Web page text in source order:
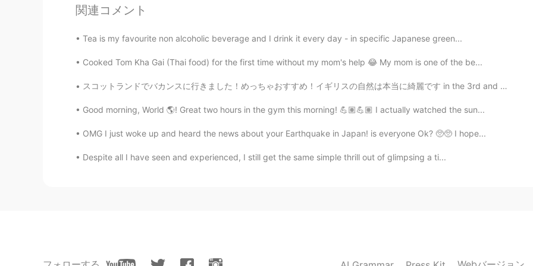
@ junko
EN JP CN KR
@hiro 訂正とコメントをありがとう😁 yea, I’m trying to practice using it
gtj2017 2020.01.21 06:38
EN
rising in the oven
gtj2017 2020.01.21 06:37
関連コメント
Tea is my favourite non alcoholic beverage and I drink it every day - in specific Japanese green...
Cooked Tom Kha Gai (Thai food) for the first time without my mom's help 😂 My mom is one of the be...
スコットランドでバカンスに行きました！めっちゃおすすめ！イギリスの自然は本当に綺麗です in the 3rd and 6th picture you can see the biggest mo...
Good morning, World 🌎! Great two hours in the gym this morning! 💪🏽💪🏽 I actually watched the sun...
OMG I just woke up and heard the news about your Earthquake in Japan! is everyone Ok? 🥺🥺 I hope...
Despite all I have seen and experienced, I still get the same simple thrill out of glimpsing a ti...